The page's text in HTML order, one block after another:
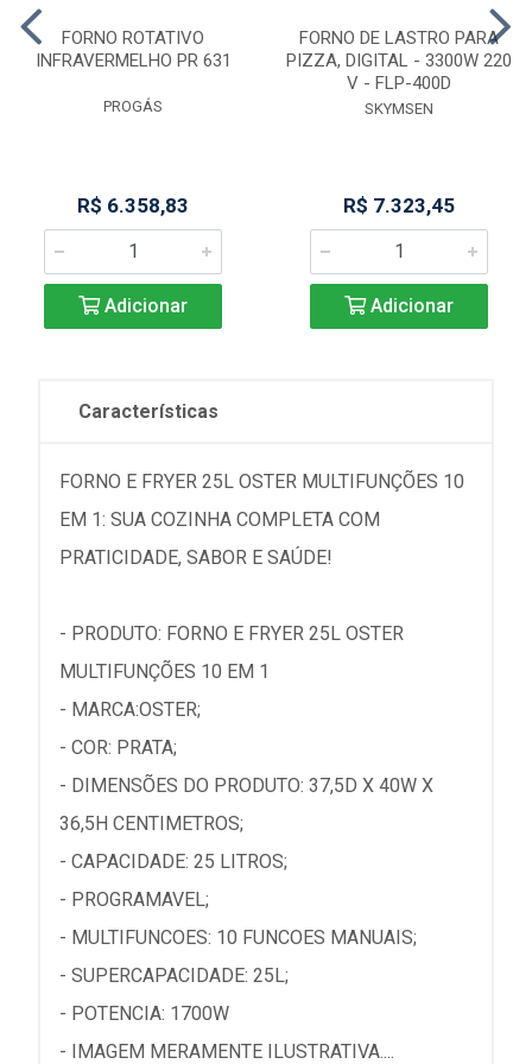
FORNO ROTATIVO
INFRAVERMELHO PR 631
PROGÁS
R$ 6.358,83
Adicionar
FORNO DE LASTRO PARA
PIZZA, DIGITAL - 3300W 220
V - FLP-400D
SKYMSEN
R$ 7.323,45
Adicionar
Características
FORNO E FRYER 25L OSTER MULTIFUNÇÕES 10
EM 1: SUA COZINHA COMPLETA COM
PRATICIDADE, SABOR E SAÚDE!
- PRODUTO: FORNO E FRYER 25L OSTER
MULTIFUNÇÕES 10 EM 1
- MARCA:OSTER;
- COR: PRATA;
- DIMENSÕES DO PRODUTO: 37,5D X 40W X
36,5H CENTIMETROS;
- CAPACIDADE: 25 LITROS;
- PROGRAMAVEL;
- MULTIFUNCOES: 10 FUNCOES MANUAIS;
- SUPERCAPACIDADE: 25L;
- POTENCIA: 1700W
- IMAGEM MERAMENTE ILUSTRATIVA....